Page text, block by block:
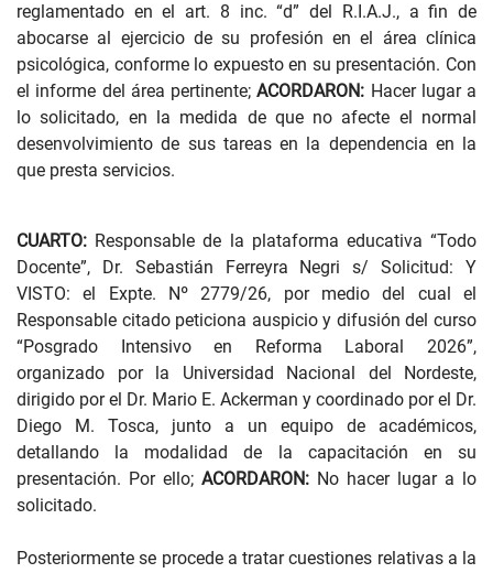
reglamentado en el art. 8 inc. “d” del R.I.A.J., a fin de
abocarse al ejercicio de su profesión en el área clínica
psicológica, conforme lo expuesto en su presentación. Con
el informe del área pertinente;ACORDARON: Hacer lugar a
lo solicitado, en la medida de que no afecte el normal
desenvolvimiento de sus tareas en la dependencia en la
que presta servicios.
CUARTO: Responsable de la plataforma educativa “Todo
Docente”, Dr. Sebastián Ferreyra Negri s/ Solicitud: Y
VISTO: el Expte. Nº 2779/26, por medio del cual el
Responsable citado peticiona auspicio y difusión del curso
“Posgrado Intensivo en Reforma Laboral 2026”,
organizado por la Universidad Nacional del Nordeste,
dirigido por el Dr. Mario E. Ackerman y coordinado por el Dr.
Diego M. Tosca, junto a un equipo de académicos,
detallando la modalidad de la capacitación en su
presentación. Por ello; ACORDARON: No hacer lugar a lo
solicitado.
Posteriormente se procede a tratar cuestiones relativas a la